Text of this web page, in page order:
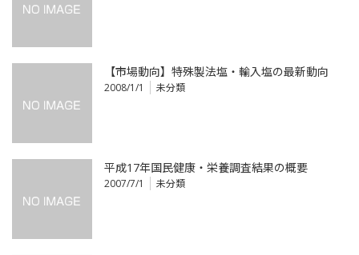
【市場動向】特殊製法塩・輸入塩の最新動向
2008/1/1 未分類
平成17年国民健康・栄養調査結果の概要
2007/7/1 未分類